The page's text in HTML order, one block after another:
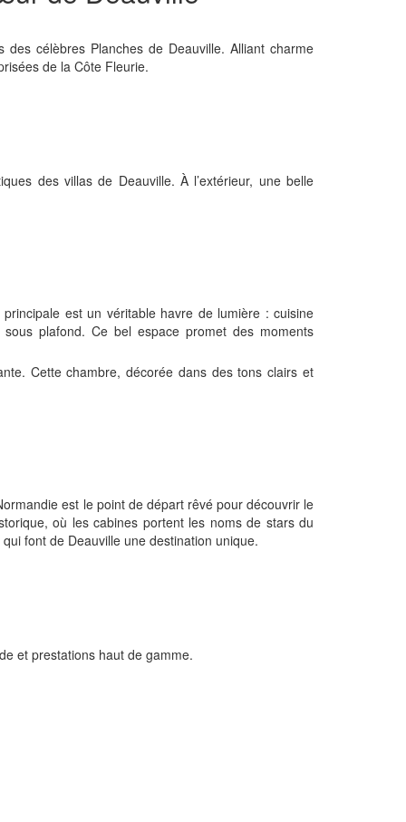
célèbres Planches de Deauville. Alliant charme
de la Côte Fleurie.
des villas de Deauville. À l’extérieur, une belle
est un véritable havre de lumière : cuisine
plafond. Ce bel espace promet des moments
Cette chambre, décorée dans des tons clairs et
est le point de départ rêvé pour découvrir le
où les cabines portent les noms de stars du
font de Deauville une destination unique.
et prestations haut de gamme.